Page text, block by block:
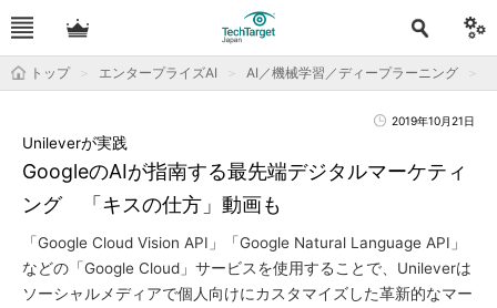
トップ エンタープライズAI AI／機械学習／ディープラーニング
2019年10月21日
GoogleのAIが指南する最先端デジタルマーケティ
ング 「キスの仕方」動画も
Unileverが実践
「Google Cloud Vision API」「Google Natural Language API」
などの「Google Cloud」サービスを使用することで、Unileverは
ソーシャルメディアで個人向けにカスタマイズした革新的なマー